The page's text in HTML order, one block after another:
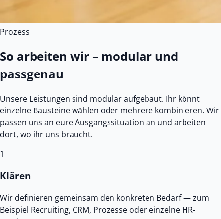
Prozess
So arbeiten wir – modular und
passgenau
Unsere Leistungen sind modular aufgebaut. Ihr könnt
einzelne Bausteine wählen oder mehrere kombinieren. Wir
passen uns an eure Ausgangssituation an und arbeiten
dort, wo ihr uns braucht.
1
Klären
Wir definieren gemeinsam den konkreten Bedarf — zum
Beispiel Recruiting, CRM, Prozesse oder einzelne HR-